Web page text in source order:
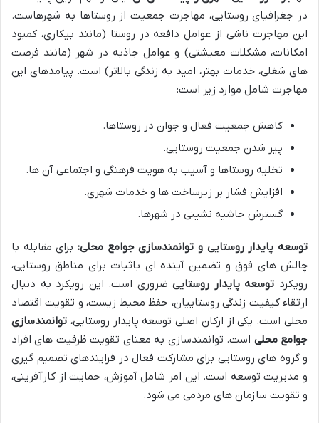
در جغرافیای روستایی، مهاجرت جمعیت از روستاها به شهرهاست.
این مهاجرت ناشی از عوامل دافعه در روستا (مانند بیکاری، کمبود
امکانات، مشکلات معیشتی) و عوامل جاذبه در شهر (مانند فرصت
های شغلی، خدمات بهتر، امید به زندگی بالاتر) است. پیامدهای این
مهاجرت شامل موارد زیر است:
کاهش جمعیت فعال و جوان در روستاها.
پیر شدن جمعیت روستایی.
تخلیه روستاها و آسیب به هویت فرهنگی و اجتماعی آن ها.
افزایش فشار بر زیرساخت ها و خدمات شهری.
گسترش حاشیه نشینی در شهرها.
توسعه پایدار روستایی و توانمندسازی جوامع محلی: برای مقابله با
چالش های فوق و تضمین آینده ای باثبات برای مناطق روستایی،
رویکرد توسعه پایدار روستاییضروری است. این رویکرد به دنبال
ارتقاء کیفیت زندگی روستاییان، حفظ محیط زیست، و تقویت اقتصاد
محلی است. یکی از ارکان اصلی توسعه پایدار روستایی، توانمندسازی
جوامع محلی است. توانمندسازی به معنای تقویت ظرفیت های افراد
و گروه های روستایی برای مشارکت فعال در فرایندهای تصمیم گیری
و مدیریت توسعه است. این امر شامل آموزش، حمایت از کارآفرینی،
و تقویت سازمان های مردمی می شود.